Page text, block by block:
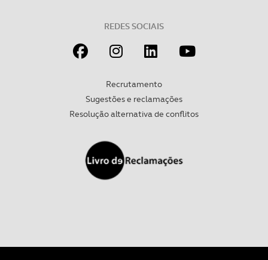
REDES SOCIAIS
Recrutamento
Sugestões e reclamações
Resolução alternativa de conflitos